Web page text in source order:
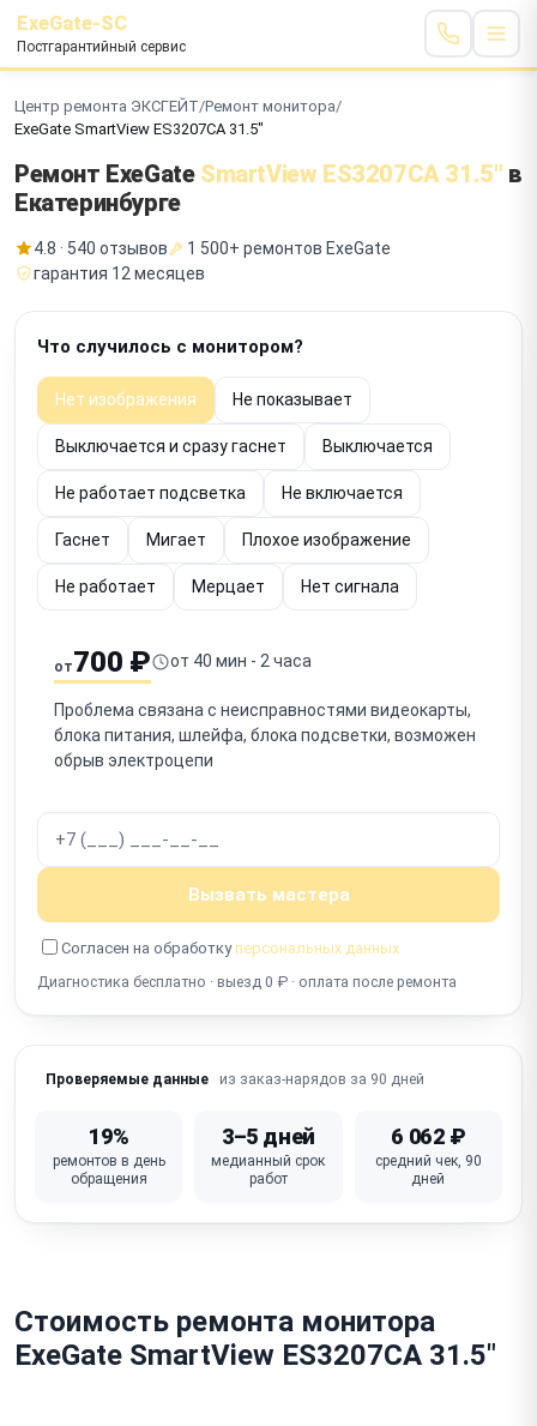
ExeGate-SC
Постгарантийный сервис
Центр ремонта ЭКСГЕЙТ/Ремонт монитора/
ExeGate SmartView ES3207CA 31.5"
Ремонт ExeGate SmartView ES3207CA 31.5" в
Екатеринбурге
4.8 · 540 отзывов
1 500+ ремонтов ExeGate
гарантия 12 месяцев
Что случилось с монитором?
Нет изображения Не показывает
Выключается и сразу гаснет Выключается
Не работает подсветка Не включается
Гаснет Мигает Плохое изображение
Не работает Мерцает Нет сигнала
от700 ₽ от 40 мин - 2 часа
Проблема связана с неисправностями видеокарты,
блока питания, шлейфа, блока подсветки, возможен
обрыв электроцепи
Вызвать мастера
Согласен на обработку персональных данных
Диагностика бесплатно · выезд 0 ₽ · оплата после ремонта
Проверяемые данные из заказ-нарядов за 90 дней
19%
ремонтов в день
обращения
3–5 дней
медианный срок
работ
6 062 ₽
средний чек, 90
дней
Стоимость ремонта монитора
ExeGate SmartView ES3207CA 31.5"